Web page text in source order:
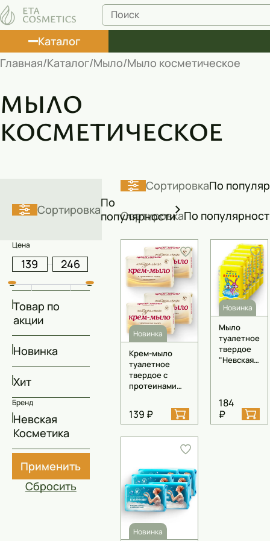
Каталог
Туши
Корректоры
Пена для ванны
Скрабы
Восковые полоски
Кремы
Косметические карандаши
Бальзамы
Салфетки для одежды
Гели для бровей
Капсулы для стирки
Главная Каталог Мыло Мыло косметическое
МЫЛО
КОСМЕТИЧЕСКОЕ
СортировкаПо
популярности
Цена
Товар по
акции
Новинка
Хит
Бренд
Невская
Косметика
Применить
Сбросить
СортировкаПо
СортировкаПо
Новинка
Крем-мыло
туалетное
твердое с
протеинами
Косметика
4 шт. по 90 гр
139 ₽
Новинка
Мыло
туалетное
твердое
"Невская
"Детское",
6 шт. по
90 гр
184
₽
Новинка